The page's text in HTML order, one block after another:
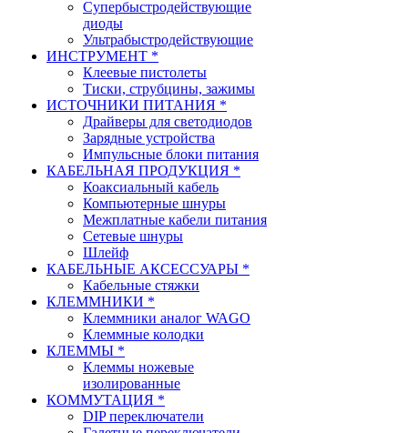
Супербыстродействующие
диоды
Ультрабыстродействующие
ИНСТРУМЕНТ *
Клеевые пистолеты
Тиски, струбцины, зажимы
ИСТОЧНИКИ ПИТАНИЯ *
Драйверы для светодиодов
Зарядные устройства
Импульсные блоки питания
КАБЕЛЬНАЯ ПРОДУКЦИЯ *
Коаксиальный кабель
Компьютерные шнуры
Межплатные кабели питания
Сетевые шнуры
Шлейф
КАБЕЛЬНЫЕ АКСЕССУАРЫ *
Кабельные стяжки
КЛЕММНИКИ *
Клеммники аналог WAGO
Клеммные колодки
КЛЕММЫ *
Клеммы ножевые
изолированные
КОММУТАЦИЯ *
DIP переключатели